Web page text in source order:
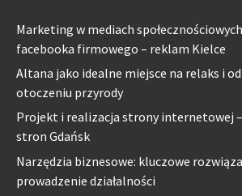
Marketing w mediach
facebooka firmowego – reklam Kielce
Altana jako idealne miejsce na relaks i
otoczeniu przyrody
Projekt i realizacja strony internetowej
stron Gdańsk
Narzędzia biznesowe: kluczowe
prowadzenie działalności